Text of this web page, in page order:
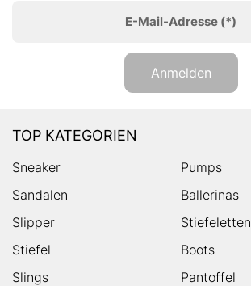
E-Mail-Adresse (*)
Anmelden
TOP KATEGORIEN
Sneaker
Pumps
Sandalen
Ballerinas
Slipper
Stiefeletten
Stiefel
Boots
Slings
Pantoffel